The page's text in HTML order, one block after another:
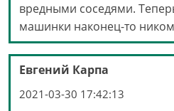
вредными соседями.
машинки наконец-то
Евгений Карпа
2021-03-30 17:42:13